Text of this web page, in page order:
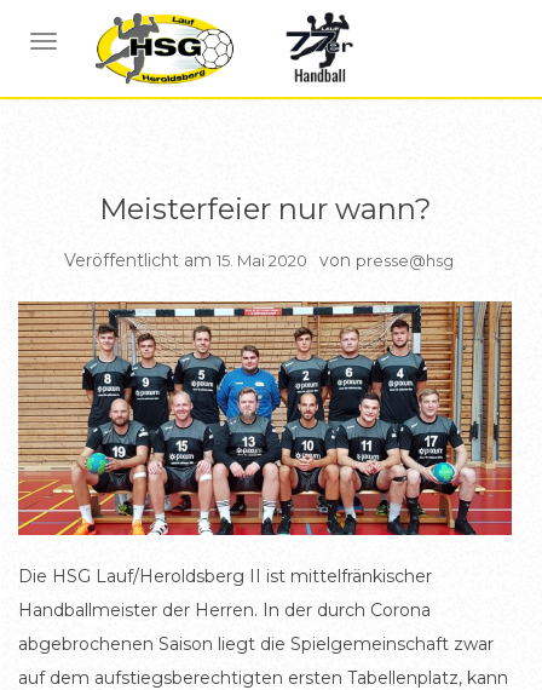
NAVIGATION UMSCHALTEN
ALLGEMEIN BERICHTE HSG2
Meisterfeier nur wann?
Veröffentlicht am 15. Mai 2020 von presse@hsg
Die HSG Lauf/Heroldsberg II ist mittelfränkischer
Handballmeister der Herren. In der durch Corona
abgebrochenen Saison liegt die Spielgemeinschaft zwar
auf dem aufstiegsberechtigten ersten Tabellenplatz, kann